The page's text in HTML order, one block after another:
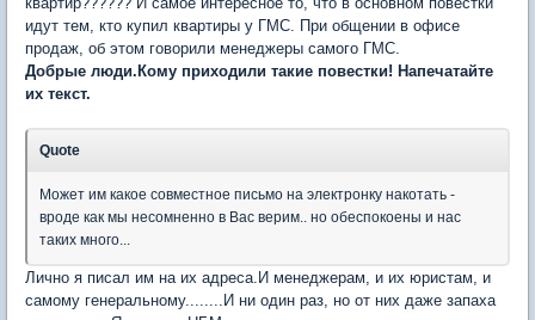
идут тем, кто купил квартиры у ГМС. При общении в офисе
продаж, об этом говорили менеджеры самого ГМС.
Добрые люди.Кому приходили такие повестки! Напечатайте
их текст.
Quote
Может им какое совместное письмо на электронку накотать -
вроде как мы несомненно в Вас верим.. но обеспокоены и нас
таких много...
Лично я писал им на их адреса.И менеджерам, и их юристам, и
самому генеральному........И ни один раз, но от них даже запаха